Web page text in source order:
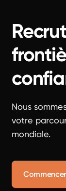
Nous
votre
mondiale.
Commencer